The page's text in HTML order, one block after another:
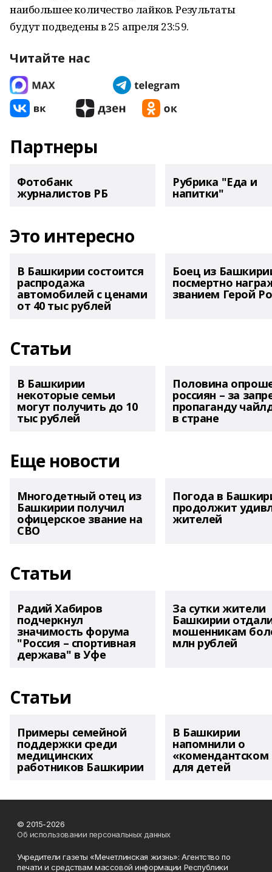
наибольшее количество лайков. Результаты
будут подведены в 25 апреля 23:59.
Читайте нас
Партнеры
Фотобанк
журналистов РБ
Рубрика "Еда и
напитки"
Это интересно
В Башкирии состоится
распродажа
автомобилей с ценами
от 40 тыс рублей
Боец из
посмертно
званием Герой
Статьи
В Башкирии
некоторые семьи
могут получить до 10
тыс рублей
Половина
россиян – за
пропаганду
в стране
Еще новости
Многодетный отец из
Башкирии получил
офицерское звание на
СВО
Погода в
продолжит
жителей
Статьи
Радий Хабиров
подчеркнул
значимость форума
"Россия – спортивная
держава" в Уфе
За сутки жители
Башкирии
мошенникам
млн рублей
Статьи
Примеры семейной
поддержки среди
медицинских
работников Башкирии
В Башкирии
напомнили о
«комендантском
для детей
© 2015-2026
Об использовании персональных данных
Учредители газеты «Мечетлинская жизнь»: Агентство по
печати и средствам массовой информации Республики